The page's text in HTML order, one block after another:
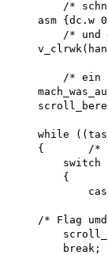
/*
asm {dc.w
/* und
/* ein
while
{       /*
switch
        {
/* Flag
        break;